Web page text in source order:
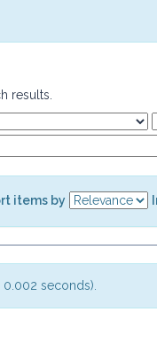
results.
items by
0.002 seconds).